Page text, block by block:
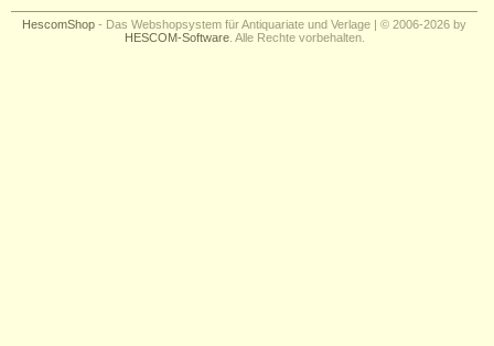
HescomShop - Das Webshopsystem für Antiquariate und Verlage | © 2006-2026 by
HESCOM-Software. Alle Rechte vorbehalten.